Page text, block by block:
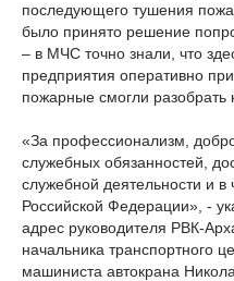
последующего тушения
было принято решение
– в МЧС точно знали, что
предприятия оперативно
пожарные смогли разобрать
«За профессионализм,
служебных обязанностей,
служебной деятельности и
Российской Федерации», -
адрес руководителя РВК-
начальника транспортного
машиниста автокрана